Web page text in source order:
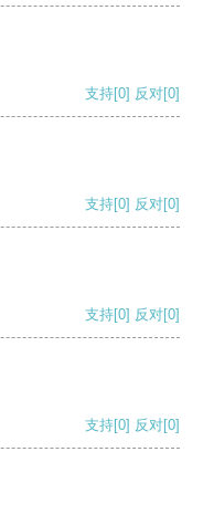
支持[0] 反对[0]
支持[0] 反对[0]
支持[0] 反对[0]
支持[0] 反对[0]